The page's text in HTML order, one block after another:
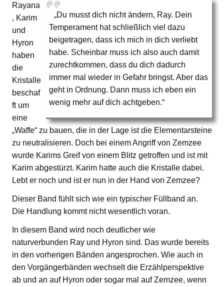
„Du musst dich nicht ändern, Ray. Dein
Temperament hat schließlich viel dazu
beigetragen, dass ich mich in dich verliebt
habe. Scheinbar muss ich also auch damit
zurechtkommen, dass du dich dadurch
immer mal wieder in Gefahr bringst. Aber das
geht in Ordnung. Dann muss ich eben ein
wenig mehr auf dich achtgeben.“
Rayana
, Karim
und
Hyron
haben
die
Kristalle
beschaf
ft um
eine
„Waffe“ zu bauen, die in der Lage ist die Elementarsteine
zu neutralisieren. Doch bei einem Angriff von Zemzee
wurde Karims Greif von einem Blitz getroffen und ist mit
Karim abgestürzt. Karim hatte auch die Kristalle dabei.
Lebt er noch und ist er nun in der Hand von Zemzee?
Dieser Band fühlt sich wie ein typischer Füllband an.
Die Handlung kommt nicht wesentlich voran.
In diesem Band wird noch deutlicher wie
naturverbunden Ray und Hyron sind. Das wurde bereits
in den vorherigen Bänden angesprochen. Wie auch in
den Vorgängerbänden wechselt die Erzählperspektive
ab und an auf Hyron oder sogar mal auf Zemzee, wenn